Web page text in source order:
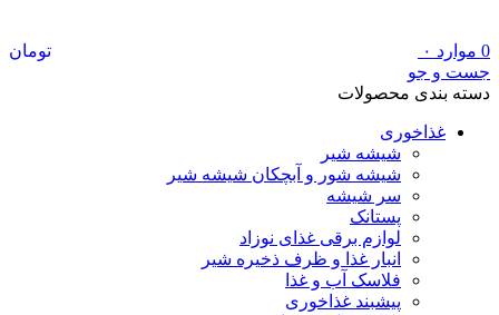
0 موارد ۰
تومان
جست و جو
دسته بندی محصولات
غذاخوری
شیشه شیر
شیشه ‌شور و آبچکان شیشه‌ شیر
سر شیشه
پستانک
لوازم برقی غذای نوزاد
انبار غذا و ظرف ذخیره شیر
فلاسک آب و غذا
پیشبند غذاخوری